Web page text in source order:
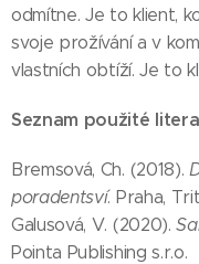
odmítne. Je to klient,
svoje prožívání a v
vlastních obtíží. Je to
Seznam použité
Bremsová, Ch. (2018).
poradentsví. Praha,
Galusová, V. (2020).
Pointa Publishing s.r.o.